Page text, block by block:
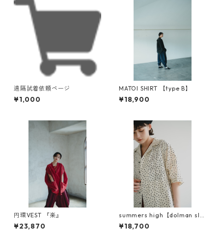
遠隔試着依頼ページ
¥1,000
MATOI SHIRT 【type B】
¥18,900
円環VEST 『楽』
¥23,870
summers high【dolman sle
eve Survive shirt】
¥18,700